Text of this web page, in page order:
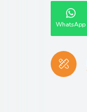
WhatsApp